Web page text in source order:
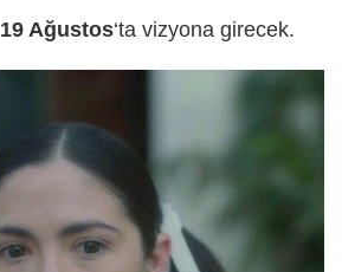
19 Ağustos‘ta vizyona girecek.